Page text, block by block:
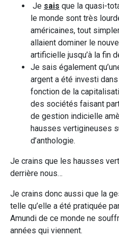
Je sais que la quasi-
le monde sont très
américaines, tout
allaient dominer le
artificielle jusqu’à la fin
Je sais également
argent a été investi
fonction de la
des sociétés faisant
de gestion indicielle
hausses vertigineuses
d’anthologie.
Je crains que les hausses
derrière nous…
Je crains donc aussi que la
telle qu’elle a été pratiquée
Amundi de ce monde ne
années qui viennent.